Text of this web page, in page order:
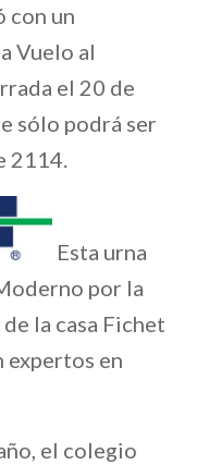
con un
Vuelo al
el 20 de
sólo podrá ser
2114.
Esta urna
por la
la casa Fichet
expertos en
el colegio